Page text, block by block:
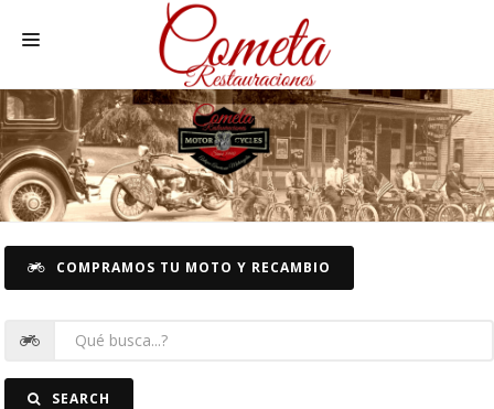
HOME
MOTOS NACIONALES Y OTRAS
REC. MOTOS
COMPRAMOS TU MOTO Y RECAMBIO
SEARCH